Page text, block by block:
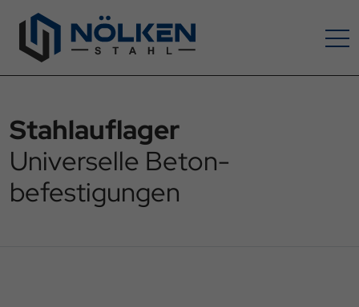
Stahlauflager
Universelle Beton­
befestigungen